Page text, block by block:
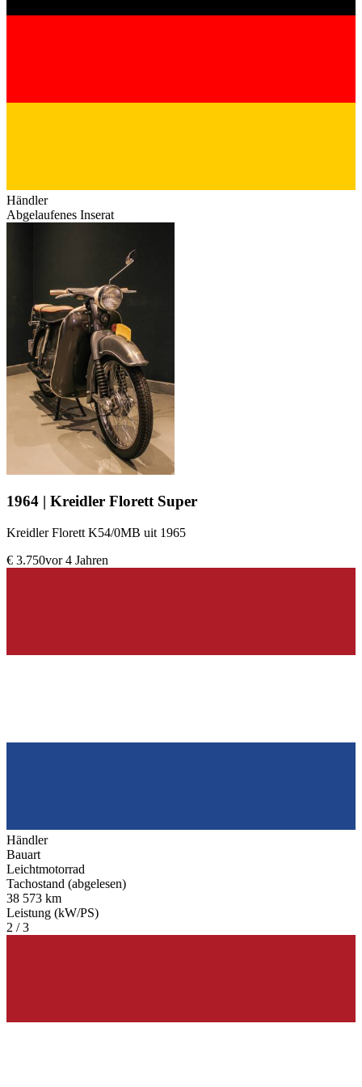
Händler
Abgelaufenes Inserat
1964 | Kreidler Florett Super
Kreidler Florett K54/0MB uit 1965
€ 3.750vor 4 Jahren
Händler
Bauart
Leichtmotorrad
Tachostand (abgelesen)
38 573 km
Leistung (kW/PS)
2 / 3